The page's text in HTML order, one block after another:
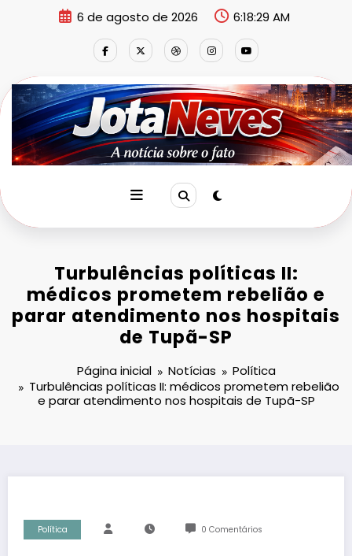
6 de agosto de 2026 6:18:29 AM
Turbulências políticas II:
médicos prometem rebelião e
parar atendimento nos hospitais
de Tupã-SP
Página inicial Notícias
Política
Turbulências políticas II: médicos prometem rebelião
e parar atendimento nos hospitais de Tupã-SP
Política 0 Comentários